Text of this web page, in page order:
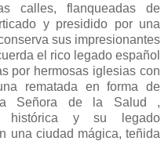
calles, flanqueadas de
y presidido por una
sus impresionantes
el rico legado español
por hermosas iglesias con
rematada en forma de
Señora de la Salud ,
histórica y su legado
una ciudad mágica, teñida